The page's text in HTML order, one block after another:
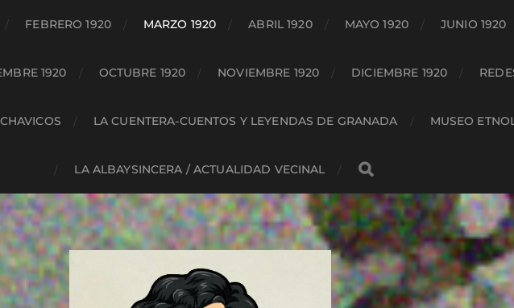
FEBRERO 1920 MARZO 1920 ABRIL 1920 MAYO 1920 JUNIO 1920
1920 OCTUBRE 1920 NOVIEMBRE 1920 DICIEMBRE 1920
LA CUENTERA-CUENTOS Y LEYENDAS DE GRANADA MUSEO
LA ALBAYSINCERA / ACTUALIDAD VECINAL